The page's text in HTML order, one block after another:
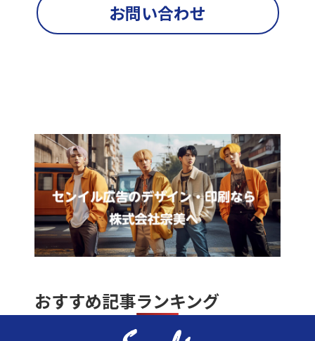
お問い合わせ
おすすめ記事ランキング